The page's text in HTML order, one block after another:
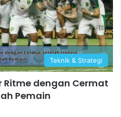
Teknik & Strategi
Ritme dengan Cermat
Pemain